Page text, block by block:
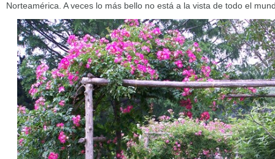
Norteamérica. A veces lo más bello no está a la vista de todo el